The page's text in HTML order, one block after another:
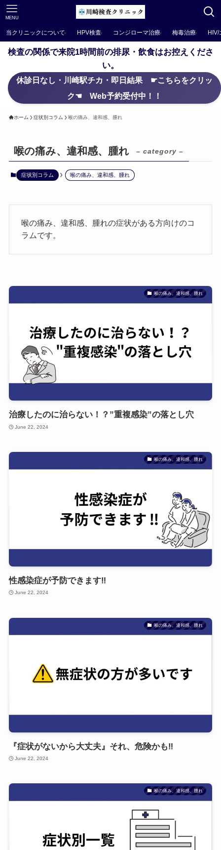
MENU
当クリニックについて HPV検査 コンジローマ治療 梅毒治療
検査の関係で来院1時間前の排尿・飲食はお控えくださ
い。
休診日なし・川崎駅チカ・即日結果 ☛こちらをクリッ
ク☚ Web予約受付中！！
ホーム 症状別コラム 喉の痛み、違和感、腫れ
喉の痛み、違和感、腫れ – category –
症状別コラム 喉の痛み、違和感、腫れ
喉の痛み、違和感、腫れの症状がある方向けのコ
ラムです。
喉の痛み、違和感、腫れ
治療したのに治らない！？”重複感染”の落とし穴
June 22, 2024
喉の痛み、違和感、腫れ
性感染症が予防できます‼
June 22, 2024
喉の痛み、違和感、腫れ
『症状がないから大丈夫』それ、危険かも‼
June 22, 2024
喉の痛み、違和感、腫れ